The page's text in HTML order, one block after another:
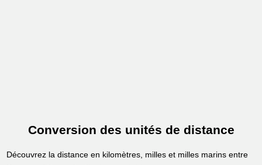
Conversion des unités de distance
Découvrez la distance en kilomètres, milles et milles marins entre